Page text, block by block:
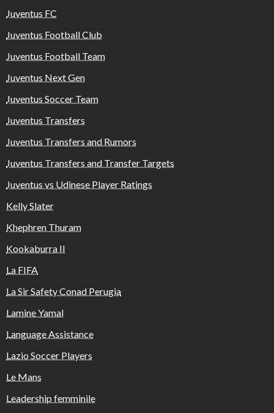
Juventus FC
Juventus Football Club
Juventus Football Team
Juventus Next Gen
Juventus Soccer Team
Juventus Transfers
Juventus Transfers and Rumors
Juventus Transfers and Transfer Targets
Juventus vs Udinese Player Ratings
Kelly Slater
Khephren Thuram
Kookaburra II
La FIFA
La Sir Safety Conad Perugia
Lamine Yamal
Language Assistance
Lazio Soccer Players
Le Mans
Leadership femminile